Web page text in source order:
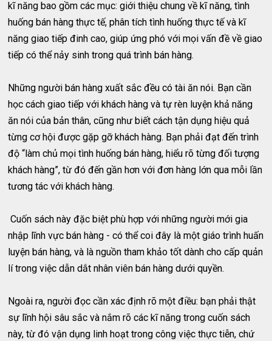
kĩ năng bao gồm các mục: giới thiệu chung về kĩ năng, tình
huống bán hàng thực tế, phân tích tình huống thực tế và kĩ
năng giao tiếp đinh cao, giúp ứng phó với mọi vấn đề về giao
tiếp có thể nảy sinh trong quá trình bán hàng.
Những người bán hàng xuất sắc đều có tài ăn nói. Bạn cần
học cách giao tiếp với khách hàng và tự rèn luyện khả năng
ăn nói của bản thân, cũng như biết cách tận dụng hiệu quả
từng cơ hội được gặp gỡ khách hàng. Bạn phải đạt đến trình
độ “làm chủ mọi tình huống bán hàng, hiểu rõ từng đối tượng
khách hàng”, từ đó đến gần hơn với đơn hàng lớn qua mỗi lần
tương tác với khách hàng.
Cuốn sách này đặc biệt phù hợp với những người mới gia
nhập lĩnh vực bán hàng - có thể coi đây là một giáo trình huấn
luyện bán hàng, và là nguồn tham khảo tốt dành cho cấp quản
lí trong việc dẫn dắt nhân viên bán hàng dưới quyền.
Ngoài ra, người đọc cần xác định rõ một điều: bạn phải thật
sự lĩnh hội sâu sắc và nắm rõ các kĩ năng trong cuốn sách
này, từ đó vận dụng linh hoạt trong công việc thực tiễn, chứ